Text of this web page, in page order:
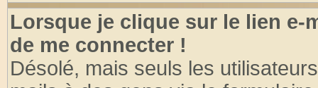
Lorsque je clique sur le lien e-
de me connecter !
Désolé, mais seuls les